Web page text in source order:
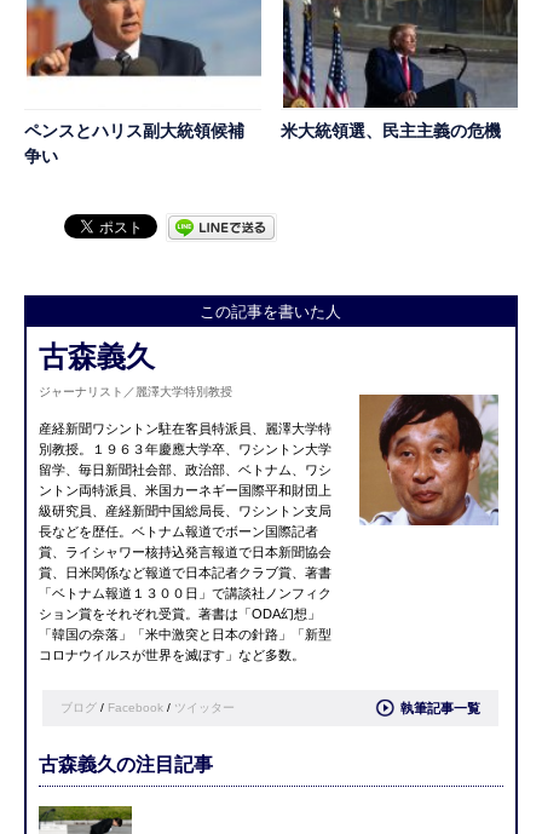
ペンスとハリス副大統領候補
争い
米大統領選、民主主義の危機
この記事を書いた人
古森義久
ジャーナリスト／麗澤大学特別教授
産経新聞ワシントン駐在客員特派員、麗澤大学特
別教授。１９６３年慶應大学卒、ワシントン大学
留学、毎日新聞社会部、政治部、ベトナム、ワシ
ントン両特派員、米国カーネギー国際平和財団上
級研究員、産経新聞中国総局長、ワシントン支局
長などを歴任。ベトナム報道でボーン国際記者
賞、ライシャワー核持込発言報道で日本新聞協会
賞、日米関係など報道で日本記者クラブ賞、著書
「ベトナム報道１３００日」で講談社ノンフィク
ション賞をそれぞれ受賞。著書は「ODA幻想」
「韓国の奈落」「米中激突と日本の針路」「新型
コロナウイルスが世界を滅ぼす」など多数。
ブログ / Facebook / ツイッター 執筆記事一覧
古森義久の注目記事